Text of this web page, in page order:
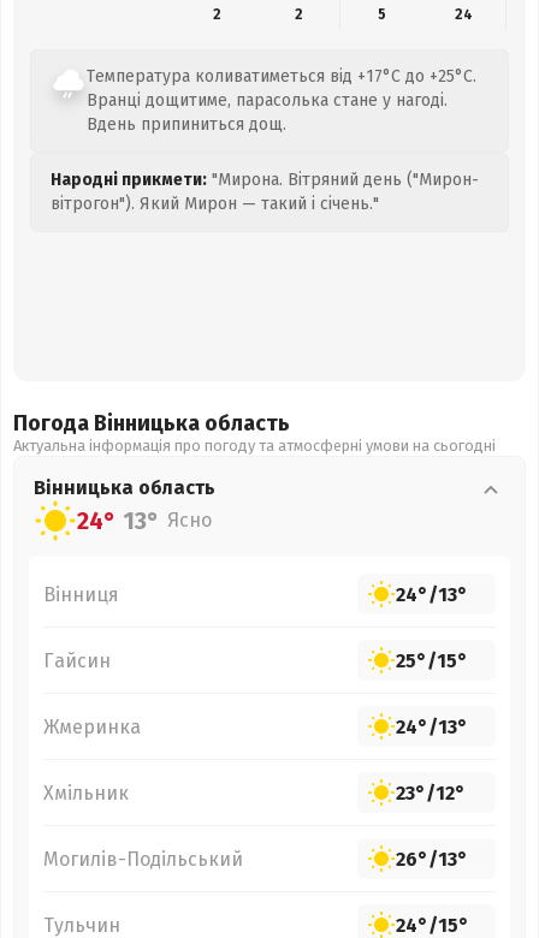
2
2 5 24
Температура коливатиметься від +17°C до +25°C.
Вранці дощитиме, парасолька стане у нагоді.
Вдень припиниться дощ.
Народні прикмети: "Мирона. Вітряний день ("Мирон-
вітрогон"). Який Мирон — такий і січень."
Погода Вінницька область
Актуальна інформація про погоду та атмосферні умови на сьогодні
Вінницька область
24° 13° Ясно
Вінниця 24°/13°
Гайсин 25°/15°
Жмеринка 24°/13°
Хмільник 23°/12°
Могилів-Подільський 26°/13°
Тульчин 24°/15°